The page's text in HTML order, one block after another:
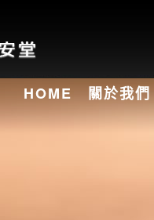
HOME 關於我們